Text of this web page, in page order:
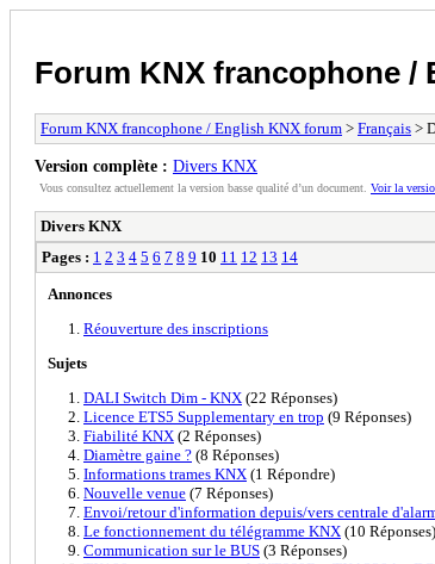
Forum KNX francophone /
Forum KNX francophone / English KNX forum > Français >
Version complète : Divers KNX
Vous consultez actuellement la version basse qualité d’un document. Voir la
Divers KNX
Pages : 1 2 3 4 5 6 7 8 9 10 11 12 13 14
Annonces
Réouverture des inscriptions
Sujets
DALI Switch Dim - KNX (22 Réponses)
Licence ETS5 Supplementary en trop (9 Réponses)
Fiabilité KNX (2 Réponses)
Diamètre gaine ? (8 Réponses)
Informations trames KNX (1 Répondre)
Nouvelle venue (7 Réponses)
Envoi/retour d'information depuis/vers centrale
Le fonctionnement du télégramme KNX (10 Réponses)
Communication sur le BUS (3 Réponses)